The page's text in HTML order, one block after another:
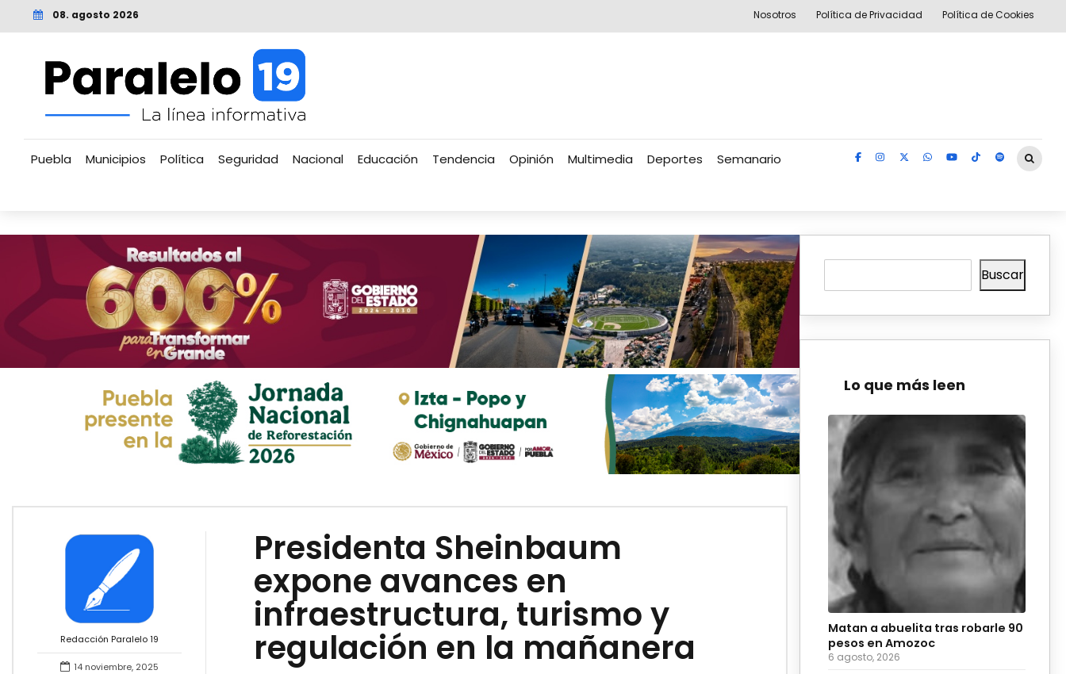
08. agosto 2026 Nosotros Política de Privacidad Política de Cookies
Puebla Municipios Política Seguridad Nacional Educación Tendencia Opinión Multimedia Deportes Semanario
Redacción Paralelo 19
14 noviembre, 2025
Presidenta Sheinbaum
expone avances en
infraestructura, turismo y
regulación en la mañanera
Buscar
Lo que más leen
Matan a abuelita tras robarle 90
pesos en Amozoc
6 agosto, 2026